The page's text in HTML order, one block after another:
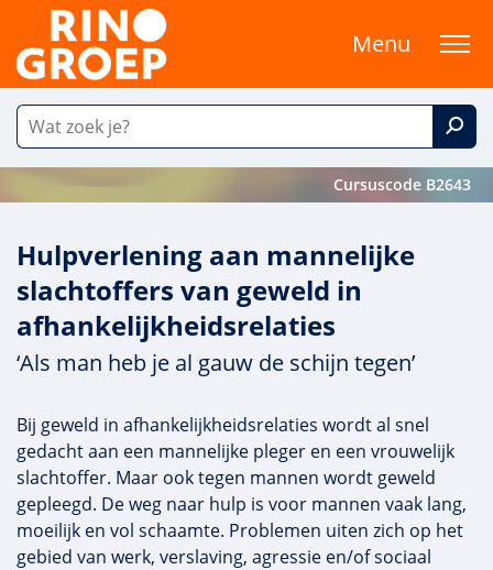
Menu
Cursuscode B2643
Hulpverlening aan mannelijke
slachtoffers van geweld in
afhankelijkheidsrelaties
‘Als man heb je al gauw de schijn tegen’
Bij geweld in afhankelijkheidsrelaties wordt al snel
gedacht aan een mannelijke pleger en een vrouwelijk
slachtoffer. Maar ook tegen mannen wordt geweld
gepleegd. De weg naar hulp is voor mannen vaak lang,
moeilijk en vol schaamte. Problemen uiten zich op het
gebied van werk, verslaving, agressie en/of sociaal